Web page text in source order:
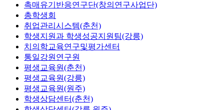
촉매유기반응연구단(창의연구사업단)
총학생회
취업관리시스템(춘천)
학생지원과 학생성공지원팀(강릉)
치의학교육연구및평가센터
통일강원연구원
평생교육원(춘천)
평생교육원(강릉)
평생교육원(원주)
학생상담센터(춘천)